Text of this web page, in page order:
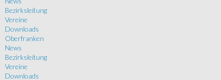
Bezirksleitung
Vereine
Downloads
Oberfranken
News
Bezirksleitung
Vereine
Downloads